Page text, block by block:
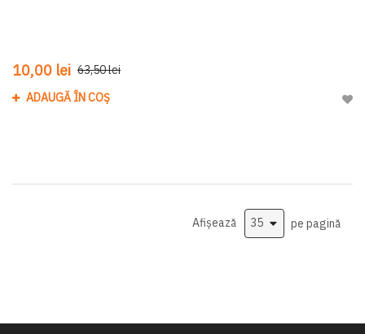
10,00 lei 63,50 lei
ADAUGĂ ÎN COȘ
Afișează pe pagină